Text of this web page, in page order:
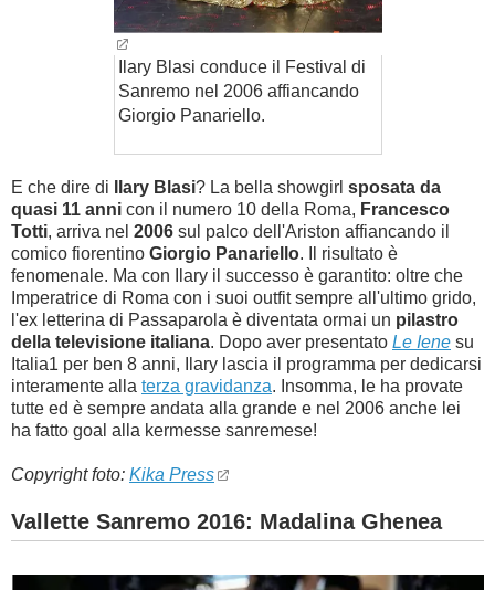
Ilary Blasi conduce il Festival di
Sanremo nel 2006 affiancando
Giorgio Panariello.
E che dire di Ilary Blasi? La bella showgirl sposata da
quasi 11 anni con il numero 10 della Roma, Francesco
Totti, arriva nel 2006 sul palco dell'Ariston affiancando il
comico fiorentino Giorgio Panariello. Il risultato è
fenomenale. Ma con Ilary il successo è garantito: oltre che
Imperatrice di Roma con i suoi outfit sempre all'ultimo grido,
l'ex letterina di Passaparola è diventata ormai un pilastro
della televisione italiana. Dopo aver presentato Le Iene su
Italia1 per ben 8 anni, Ilary lascia il programma per dedicarsi
interamente alla terza gravidanza. Insomma, le ha provate
tutte ed è sempre andata alla grande e nel 2006 anche lei
ha fatto goal alla kermesse sanremese!
Copyright foto: Kika Press
Vallette Sanremo 2016: Madalina Ghenea